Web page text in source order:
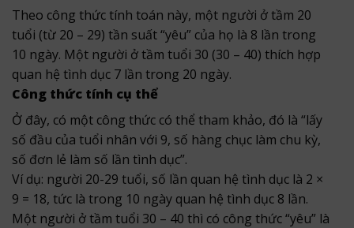
Theo công thức tính toán này, một người ở tầm 20
tuổi (từ 20 – 29) tần suất “yêu” của họ là 8 lần trong
10 ngày. Một người ở tầm tuổi 30 (30 – 40) thích hợp
quan hệ tình dục 7 lần trong 20 ngày.
Công thức tính cụ thể
Ở đây, có một công thức có thể tham khảo, đó là “lấy
số đầu của tuổi nhân với 9, số hàng chục làm chu kỳ,
số đơn lẻ làm số lần tình dục”.
Ví dụ: người 20-29 tuổi, số lần quan hệ tình dục là 2 ×
9 = 18, tức là trong 10 ngày quan hệ tình dục 8 lần.
Một người ở tầm tuổi 30 – 40 thì có công thức “yêu” là